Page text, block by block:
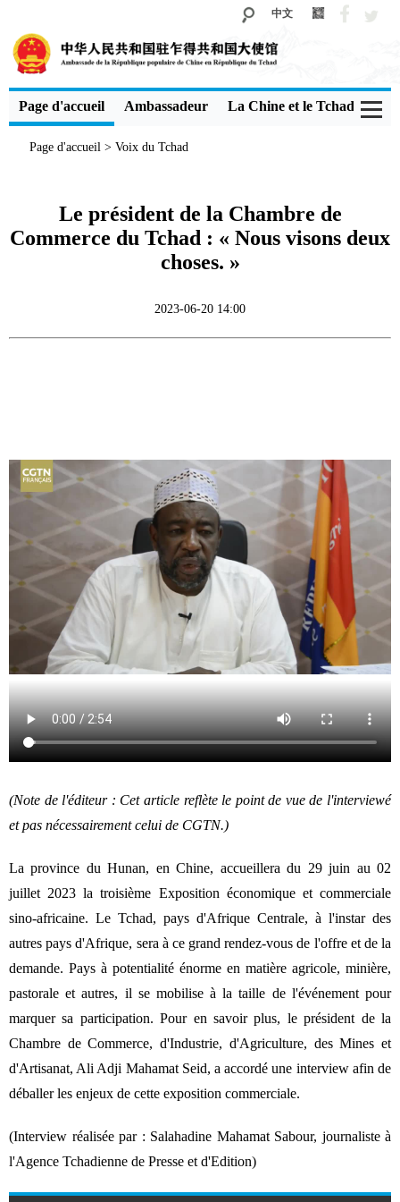
中文
Page d'accueil Ambassadeur La Chine et le Tchad
Page d'accueil > Voix du Tchad
Le président de la Chambre de
Commerce du Tchad : « Nous visons deux
choses. »
2023-06-20 14:00
(Note de l'éditeur : Cet article reflète le point de vue de l'interviewé
et pas nécessairement celui de CGTN.)
La province du Hunan, en Chine, accueillera du 29 juin au 02
juillet 2023 la troisième Exposition économique et commerciale
sino-africaine. Le Tchad, pays d'Afrique Centrale, à l'instar des
autres pays d'Afrique, sera à ce grand rendez-vous de l'offre et de la
demande. Pays à potentialité énorme en matière agricole, minière,
pastorale et autres, il se mobilise à la taille de l'événement pour
marquer sa participation. Pour en savoir plus, le président de la
Chambre de Commerce, d'Industrie, d'Agriculture, des Mines et
d'Artisanat, Ali Adji Mahamat Seid, a accordé une interview afin de
déballer les enjeux de cette exposition commerciale.
(Interview réalisée par : Salahadine Mahamat Sabour, journaliste à
l'Agence Tchadienne de Presse et d'Edition)